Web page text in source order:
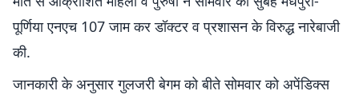
पूर्णिया एनएच 107 जाम कर डॉक्टर व प्रशासन के विरुद्ध नारेबाजी
की.
जानकारी के अनुसार गुलजरी बेगम को बीते सोमवार को अपेंडिक्स